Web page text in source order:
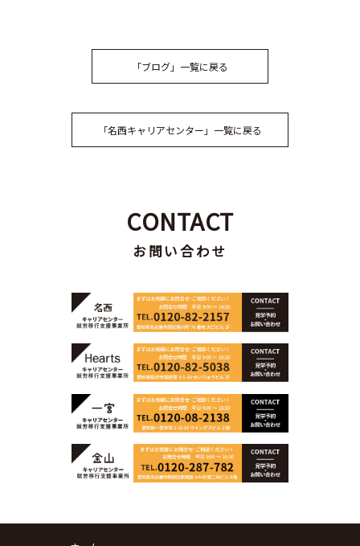
「ブログ」一覧に戻る
「名西キャリアセンター」一覧に戻る
CONTACT
お問い合わせ